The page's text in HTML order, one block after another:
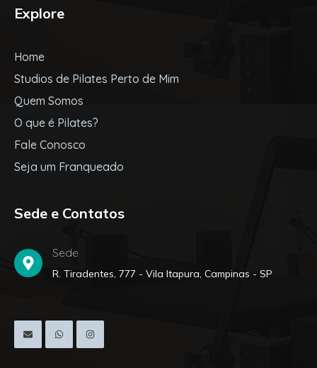
Explore
Home
Studios de Pilates Perto de Mim
Quem Somos
O que é Pilates?
Fale Conosco
Seja um Franqueado
Sede e Contatos
Sede
R. Tiradentes, 777 - Vila Itapura, Campinas - SP